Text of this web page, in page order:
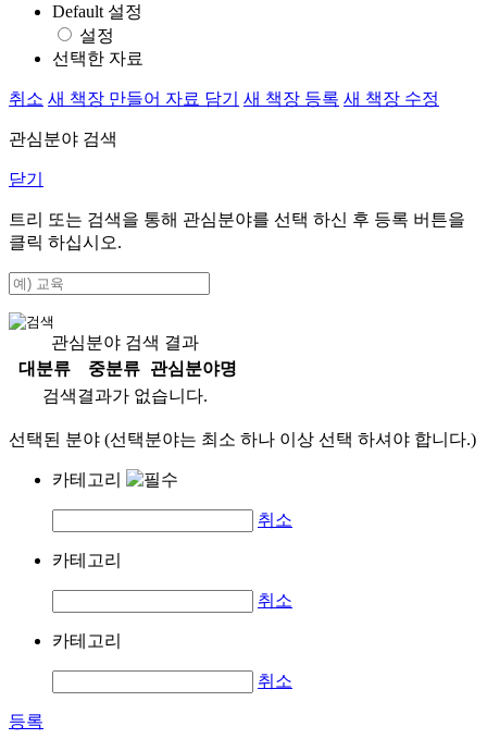
Default 설정
설정
선택한 자료
취소 새 책장 만들어 자료 담기 새 책장 등록 새 책장 수정
관심분야 검색
닫기
트리 또는 검색을 통해 관심분야를 선택 하신 후 등록 버튼을
클릭 하십시오.
관심분야 검색 결과
대분류
중분류
관심분야명
검색결과가 없습니다.
선택된 분야 (선택분야는 최소 하나 이상 선택 하셔야 합니다.)
카테고리
취소
카테고리
취소
카테고리
취소
등록